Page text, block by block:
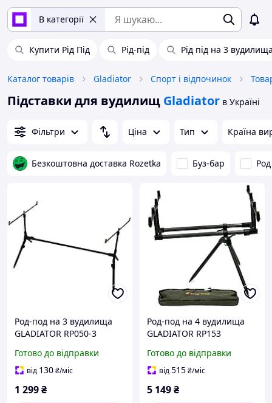
В категорії
Купити Рід Під Рід-під Рід під на 3
Каталог товарів Gladiator Спорт і відпочинок
Підставки для вудилищ Gladiator в Україні
Фільтри Ціна Тип Країна
Безкоштовна доставка Rozetka Буз-бар
Род-под на 3 вудилища
GLADIATOR RP050-3
риболовлі
Готово до відправки
від 130₴/міс
1 299₴
Род-под на 4 вудилища
GLADIATOR RP153
риболовлі
Готово до відправки
від515₴/міс
5 149₴